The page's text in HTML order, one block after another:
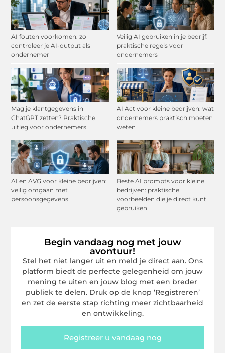
AI fouten voorkomen: zo
controleer je AI-output als
ondernemer
Veilig AI gebruiken in je bedrijf:
praktische regels voor
ondernemers
Mag je klantgegevens in
ChatGPT zetten? Praktische
uitleg voor ondernemers
AI Act voor kleine bedrijven: wat
ondernemers praktisch moeten
weten
AI en AVG voor kleine bedrijven:
veilig omgaan met
persoonsgegevens
Beste AI prompts voor kleine
bedrijven: praktische
voorbeelden die je direct kunt
gebruiken
Begin vandaag nog met jouw
avontuur!
Stel het niet langer uit en meld je direct aan. Ons
platform biedt de perfecte gelegenheid om jouw
mening te uiten en jouw blog met een breder
publiek te delen. Druk op de knop ‘Registreren’
en zet de eerste stap richting meer zichtbaarheid
en ontwikkeling.
Registreer u vandaag nog